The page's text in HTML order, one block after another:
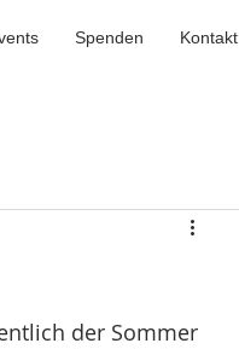
Spenden Kontakt
der Sommer